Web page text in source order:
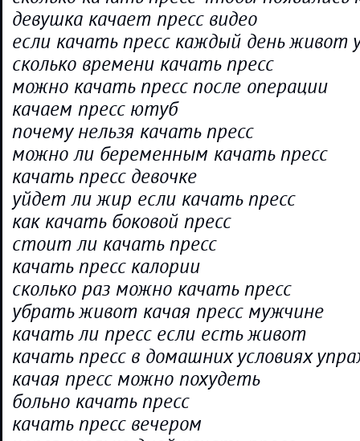
девушка качает пресс видео
если качать пресс каждый день живот
сколько времени качать пресс
можно качать пресс после операции
качаем пресс ютуб
почему нельзя качать пресс
можно ли беременным качать пресс
качать пресс девочке
уйдет ли жир если качать пресс
как качать боковой пресс
стоит ли качать пресс
качать пресс калории
сколько раз можно качать пресс
убрать живот качая пресс мужчине
качать ли пресс если есть живот
качать пресс в домашних условиях
качая пресс можно похудеть
больно качать пресс
качать пресс вечером